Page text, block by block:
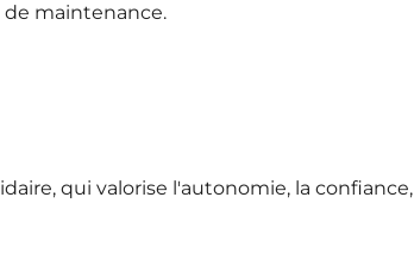
maintenance.
qui valorise l'autonomie, la confiance,